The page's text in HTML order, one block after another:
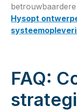
Hysopt
FAQ: